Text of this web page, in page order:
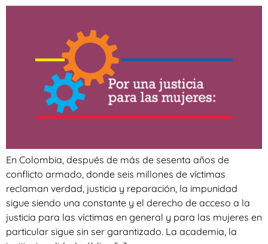
En Colombia, después de más de sesenta años de
conflicto armado, donde seis millones de víctimas
reclaman verdad, justicia y reparación, la impunidad
sigue siendo una constante y el derecho de acceso a la
justicia para las víctimas en general y para las mujeres en
particular sigue sin ser garantizado. La academia, la